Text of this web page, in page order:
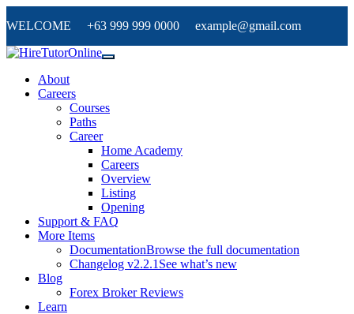
WELCOME +63 999 999 0000 example@gmail.com
About
Careers
Courses
Paths
Career
Home Academy
Careers
Overview
Listing
Opening
Support & FAQ
More Items
DocumentationBrowse the full documentation
Changelog v2.2.1 See what’s new
Blog
Forex Broker Reviews
Learn